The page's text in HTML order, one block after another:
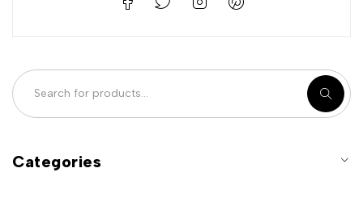
Categories